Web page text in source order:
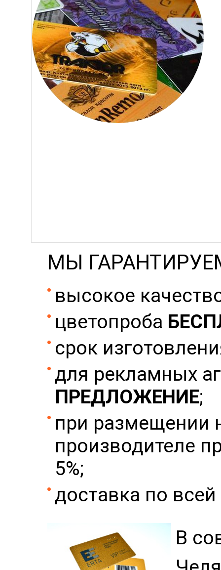
МЫ
высокое
цветопроба
срок
для рекламных
ПРЕДЛОЖЕНИЕ;
при размещении
производителе
5%;
доставка по
В